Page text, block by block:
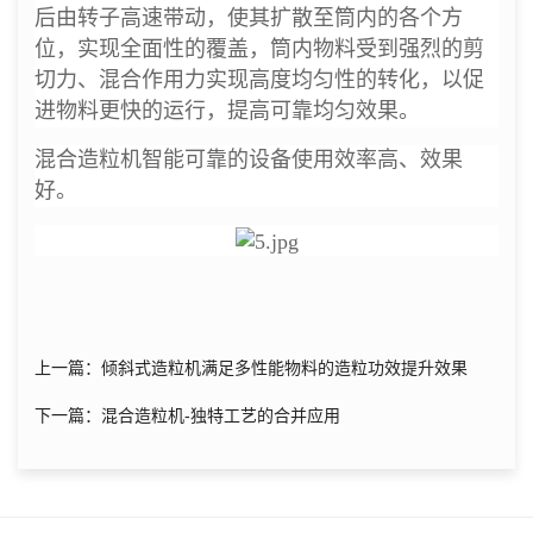
后由转子高速带动，使其扩散至筒内的各个方
位，实现全面性的覆盖，筒内物料受到强烈的剪
切力、混合作用力实现高度均匀性的转化，以促
进物料更快的运行，提高可靠均匀效果。
混合造粒机智能可靠的设备使用效率高、效果
好。
上一篇：倾斜式造粒机满足多性能物料的造粒功效提升效果
下一篇：混合造粒机-独特工艺的合并应用